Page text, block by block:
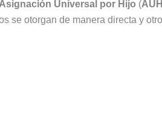
Asignación Universal por Hijo (AUH
se otorgan de manera directa y